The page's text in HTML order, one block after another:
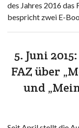
des Jahres 2016
bespricht zwei E-
5. Juni
FAZ über
und